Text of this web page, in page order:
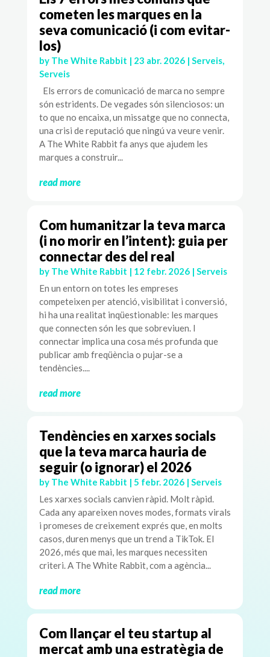
cometen les marques en la
seva comunicació (i com evitar-
los)
by The White Rabbit | 23 abr. 2026| Serveis,
Serveis
Els errors de comunicació de marca no sempre
són estridents. De vegades són silenciosos: un
to que no encaixa, un missatge que no connecta,
una crisi de reputació que ningú va veure venir.
A The White Rabbit fa anys que ajudem les
marques a construir...
read more
Com humanitzar la teva marca
(i no morir en l’intent): guia per
connectar des del real
by The White Rabbit | 12 febr. 2026| Serveis
En un entorn on totes les empreses
competeixen per atenció, visibilitat i conversió,
hi ha una realitat inqüestionable: les marques
que connecten són les que sobreviuen. I
connectar implica una cosa més profunda que
publicar amb freqüència o pujar-se a
tendències....
read more
Tendències en xarxes socials
que la teva marca hauria de
seguir (o ignorar) el 2026
by The White Rabbit | 5 febr. 2026| Serveis
Les xarxes socials canvien ràpid. Molt ràpid.
Cada any apareixen noves modes, formats virals
i promeses de creixement exprés que, en molts
casos, duren menys que un trend a TikTok. El
2026, més que mai, les marques necessiten
criteri. A The White Rabbit, com a agència...
read more
Com llançar el teu startup al
mercat amb una estratègia de